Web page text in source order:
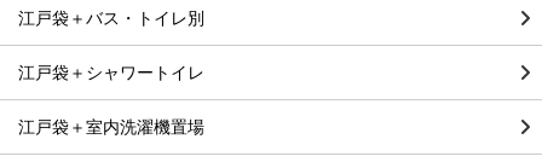
江戸袋＋バス・トイレ別
江戸袋＋シャワートイレ
江戸袋＋室内洗濯機置場